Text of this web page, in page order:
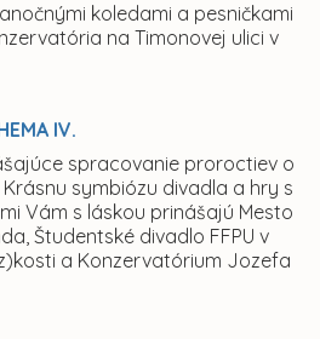
koledami a pesničkami
na Timonovej ulici v
IV.
spracovanie proroctiev o
symbiózu divadla a hry s
Vám s láskou prinášajú Mesto
Študentské divadlo FFPU v
a Konzervatórium Jozefa